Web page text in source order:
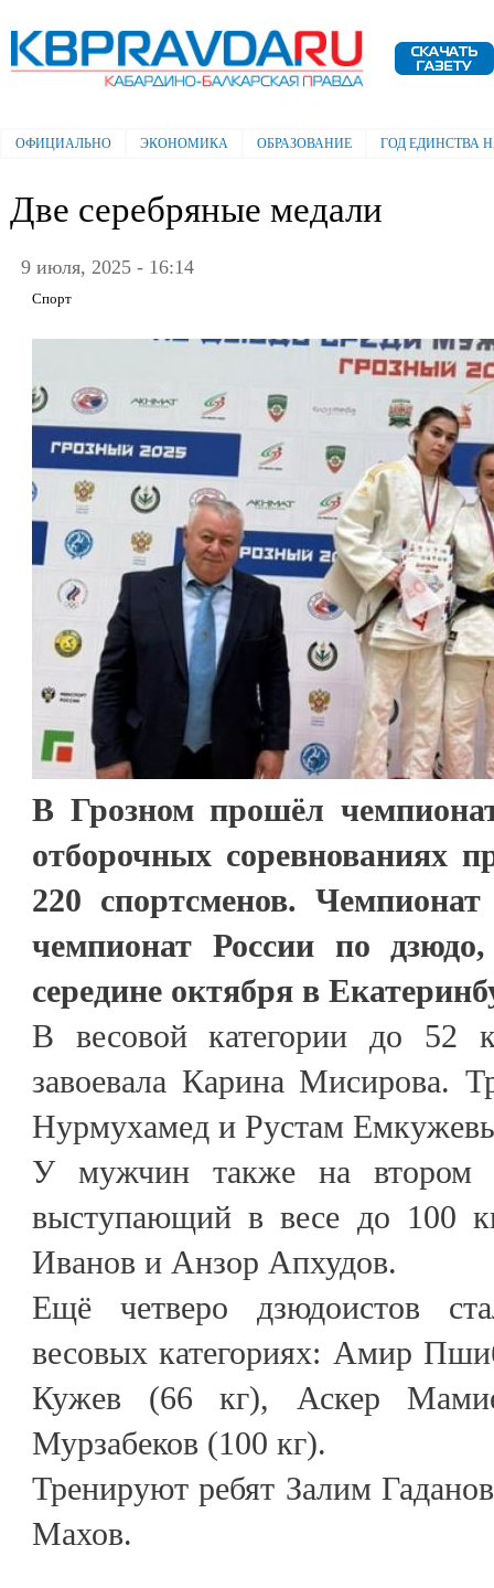
Электронная газета "Кабардино-
Балкарская правда"
Главное меню
ОФИЦИАЛЬНО ЭКОНОМИКА ОБРАЗОВАНИЕ ГОД ЕДИНСТВА
Две серебряные медали
9 июля, 2025 - 16:14
Спорт
В Грозном прошёл
отборочных соревнованиях
220 спортсменов.
чемпионат России по
середине октября в
В весовой категории до 52
завоевала Карина Мисирова.
Нурмухамед и Рустам
У мужчин также на втором
выступающий в весе до 100
Иванов и Анзор Апхудов.
Ещё четверо дзюдоистов
весовых категориях: Амир
Кужев (66 кг), Аскер
Мурзабеков (100 кг).
Тренируют ребят Залим
Махов.